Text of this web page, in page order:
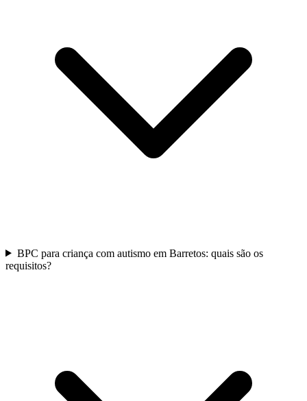
BPC para criança com autismo em Barretos: quais são os
requisitos?